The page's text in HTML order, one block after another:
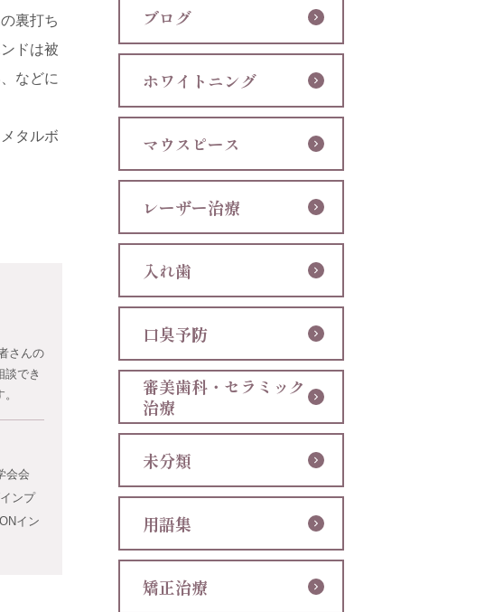
裏打ち
ドは被
などに
タルボ
さんの
談でき
会会
ンプ
イン
ブログ
ホワイトニング
マウスピース
レーザー治療
入れ歯
口臭予防
審美歯科・セラミック
治療
未分類
用語集
矯正治療